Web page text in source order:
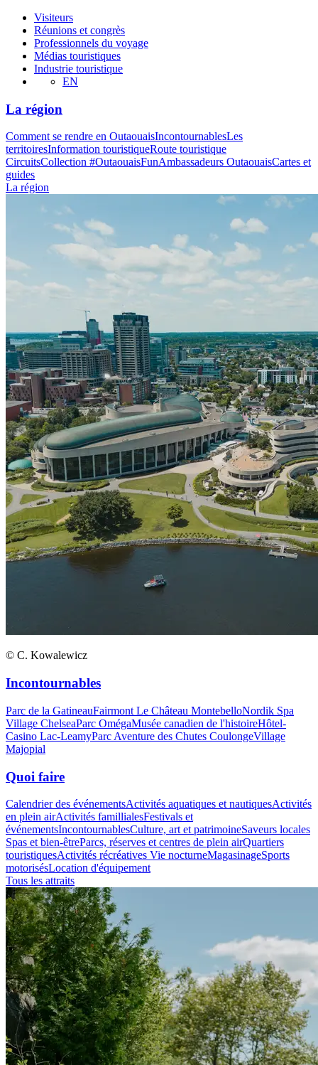
Visiteurs
Réunions et congrès
Professionnels du voyage
Médias touristiques
Industrie touristique
EN
La région
Comment se rendre en OutaouaisIncontournablesLes
territoiresInformation touristiqueRoute touristique
CircuitsCollection #OutaouaisFunAmbassadeurs OutaouaisCartes et
guides
La région
© C. Kowalewicz
Incontournables
Parc de la GatineauFairmont Le Château MontebelloNordik Spa
Village ChelseaParc OmégaMusée canadien de l'histoireHôtel-
Casino Lac-LeamyParc Aventure des Chutes CoulongeVillage
Majopial
Quoi faire
Calendrier des événementsActivités aquatiques et nautiquesActivités
en plein airActivités famillialesFestivals et
événementsIncontournablesCulture, art et patrimoineSaveurs locales
Spas et bien-êtreParcs, réserves et centres de plein airQuartiers
touristiquesActivités récréatives Vie nocturneMagasinageSports
motorisésLocation d'équipement
Tous les attraits